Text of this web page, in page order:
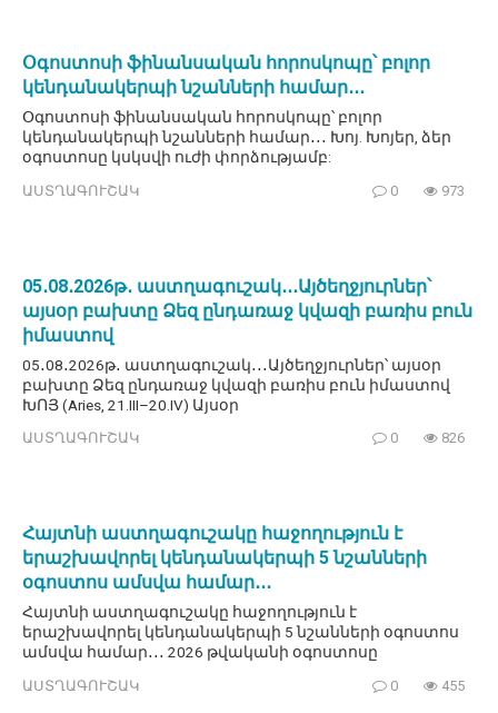
Օգոստոսի ֆինանսական հորոսկոպը՝ բոլոր
կենդանակերպի նշանների համար․․․
Օգոստոսի ֆինանսական հորոսկոպը՝ բոլոր
կենդանակերպի նշանների համար․․․ Խոյ. Խոյեր, ձեր
օգոստոսը կսկսվի ուժի փորձությամբ:
ԱՍՏՂԱԳՈՒՇԱԿ 0 973
05․08․2026թ․ աստղագուշակ․․․Այծեղջյուրներ՝
այսօր բախտը Ձեզ ընդառաջ կվազի բառիս բուն
իմաստով
05․08․2026թ․ աստղագուշակ․․․Այծեղջյուրներ՝ այսօր
բախտը Ձեզ ընդառաջ կվազի բառիս բուն իմաստով
ԽՈՅ (Aries, 21.III–20.IV) Այսօր
ԱՍՏՂԱԳՈՒՇԱԿ 0 826
Հայտնի աստղագուշակը հաջողություն է
երաշխավորել կենդանակերպի 5 նշանների
օգոստոս ամսվա համար․․․
Հայտնի աստղագուշակը հաջողություն է
երաշխավորել կենդանակերպի 5 նշանների օգոստոս
ամսվա համար․․․ 2026 թվականի օգոստոսը
ԱՍՏՂԱԳՈՒՇԱԿ 0 455